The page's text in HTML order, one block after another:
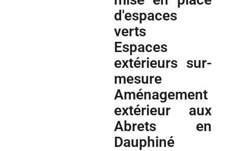
d'espaces
verts
Espaces
extérieurs sur-
mesure
Aménagement
extérieur aux
Abrets en
Dauphiné